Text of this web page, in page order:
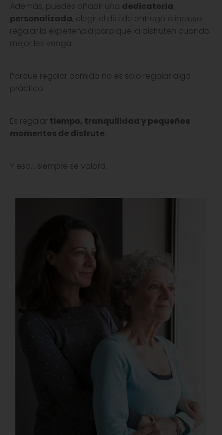
Además, puedes añadir una dedicatoria
personalizada, elegir el día de entrega o incluso
regalar la experiencia para que la disfruten cuando
mejor les venga.
Porque regalar comida no es solo regalar algo
práctico.
Es regalar tiempo, tranquilidad y pequeños
momentos de disfrute
Y eso… siempre se valora.